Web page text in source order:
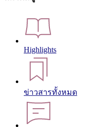
Highlights
ข่าวสารทั้งหมด